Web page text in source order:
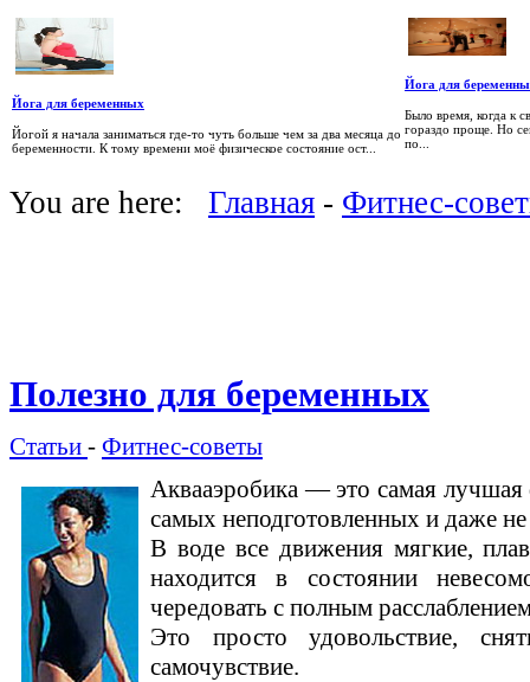
Йога для беременных
Йогой я начала заниматься где-то чуть больше чем за два месяца до
беременности. К тому времени моё физическое состояние ост...
Йога для
Было время, когда к
гораздо проще. Но
по...
You are here: Главная - Фитнес-
Полезно для беременных
Статьи - Фитнес-советы
Аквааэробика — это самая лучшая
самых неподготовленных и даже
В воде все движения мягкие,
находится в состоянии
чередовать с полным
Это просто удовольствие,
самочувствие.